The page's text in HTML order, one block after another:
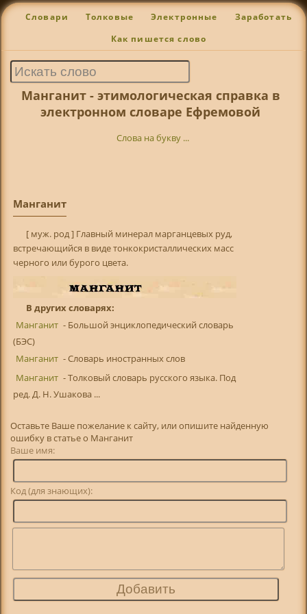
Словари Толковые Электронные Заработать
Как пишется слово
Манганит - этимологическая справка в
электронном словаре Ефремовой
Слова на букву ...
Манганит
[ муж. род ] Главный минерал марганцевых руд,
встречающийся в виде тонкокристаллических масс
черного или бурого цвета.
В других словарях:
Манганит - Большой энциклопедический словарь
(БЭС)
Манганит - Словарь иностранных слов
Манганит - Толковый словарь русского языка. Под
ред. Д. Н. Ушакова ...
Оставьте Ваше пожелание к сайту, или опишите найденную
ошибку в статье о Манганит
Ваше имя:
Код (для знающих):